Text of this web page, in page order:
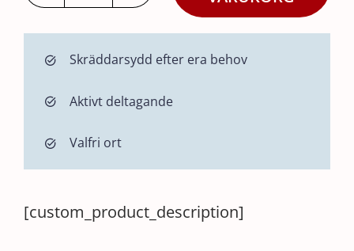
Onyx
9590
Skräddarsydd efter era behov
Aktivt deltagande
Valfri ort
[custom_product_description]